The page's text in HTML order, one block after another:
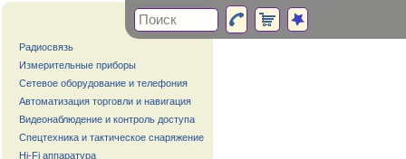
Радиосвязь
Измерительные приборы
Сетевое оборудование и телефония
Автоматизация торговли и навигация
Видеонаблюдение и контроль доступа
Спецтехника и тактическое снаряжение
Hi-Fi аппаратура